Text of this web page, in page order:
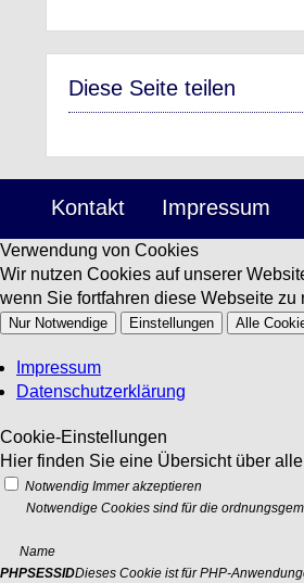
Diese Seite teilen
Kontakt Impressum
Verwendung von Cookies
Wir nutzen Cookies auf unserer
wenn Sie fortfahren diese Webseite zu
Nur Notwendige Einstellungen Alle
Impressum
Datenschutzerklärung
Cookie-Einstellungen
Hier finden Sie eine Übersicht über
Notwendig Immer akzeptieren
Notwendige Cookies sind für die
Name
PHPSESSIDDieses Cookie ist für PHP-